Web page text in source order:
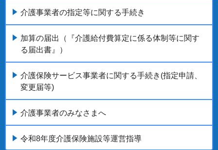
介護事業者の指定等に関する手続き
加算の届出（『介護給付費算定に係る体制等に関す
る届出書』）
介護保険サービス事業者に関する手続き(指定申請、
変更届等)
介護事業者のみなさまへ
令和8年度介護保険施設等運営指導